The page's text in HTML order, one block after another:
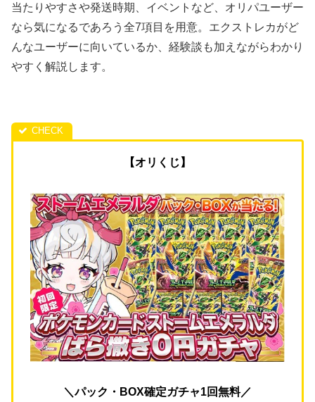
当たりやすさや発送時期、イベントなど、オリパユーザー
なら気になるであろう全7項目を用意。エクストレカがど
んなユーザーに向いているか、経験談も加えながらわかり
やすく解説します。
【オリくじ】
＼パック・BOX確定ガチャ1回無料／